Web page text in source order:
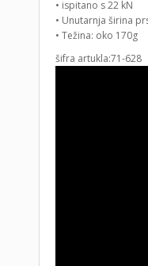
• ispitano s 22 kN
• Unutarnja širina
• Težina: oko 170g
šifra artukla:71-628